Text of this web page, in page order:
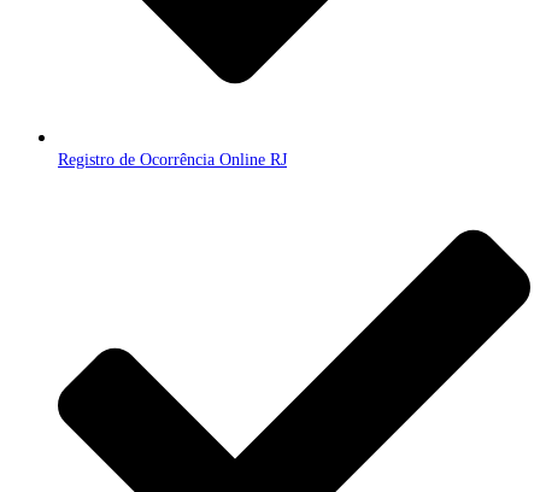
Registro de Ocorrência Online RJ